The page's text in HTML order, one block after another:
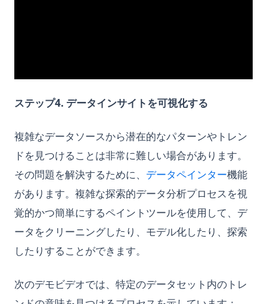
ステップ4. データインサイトを可視化する
複雑なデータソースから潜在的なパターンやトレン
ドを見つけることは非常に難しい場合があります。
その問題を解決するために、 データペインター(opens
機能
があります。複雑な探索的データ分析プロセスを視
覚的かつ簡単にするペイントツールを使用して、デ
ータをクリーニングしたり、モデル化したり、探索
したりすることができます。
次のデモビデオでは、特定のデータセット内のトレ